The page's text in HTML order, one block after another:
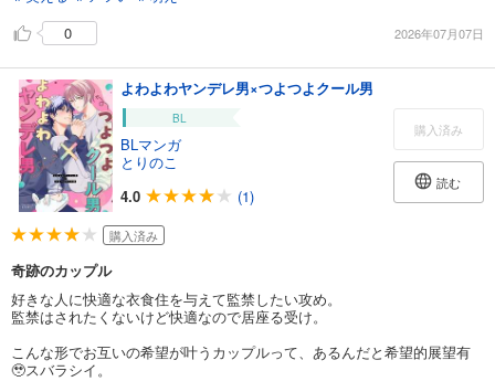
0
2026年07月07日
よわよわヤンデレ男×つよつよクール男
BL
BLマンガ
とりのこ
4.0
(1)
購入済み
読む
購入済み
奇跡のカップル
好きな人に快適な衣食住を与えて監禁したい攻め。
監禁はされたくないけど快適なので居座る受け。
こんな形でお互いの希望が叶うカップルって、あるんだと希望的展望有
🥹スバラシイ。